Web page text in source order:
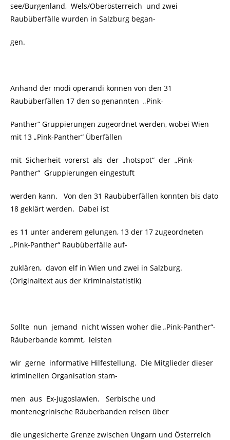
see/Burgenland, Wels/Oberösterreich und zwei
Raubüberfälle wurden in Salzburg began-
gen.
Anhand der modi operandi können von den 31
Raubüberfällen 17 den so genannten „Pink-
Panther“ Gruppierungen zugeordnet werden, wobei Wien
mit 13 „Pink-Panther“ Überfällen
mit Sicherheit vorerst als der „hotspot“ der „Pink-
Panther“ Gruppierungen eingestuft
werden kann. Von den 31 Raubüberfällen konnten bis dato
18 geklärt werden. Dabei ist
es 11 unter anderem gelungen, 13 der 17 zugeordneten
„Pink-Panther“ Raubüberfälle auf-
zuklären, davon elf in Wien und zwei in Salzburg.
(Originaltext aus der Kriminalstatistik)
Sollte nun jemand nicht wissen woher die „Pink-Panther“-
Räuberbande kommt, leisten
wir gerne informative Hilfestellung. Die Mitglieder dieser
kriminellen Organisation stam-
men aus Ex-Jugoslawien. Serbische und
montenegrinische Räuberbanden reisen über
die ungesicherte Grenze zwischen Ungarn und Österreich